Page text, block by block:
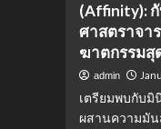
(Affinity):
ศาสตราจา
ฆาตกรรมสุ
admin
เตรียมพบกับ
ผสานความมั